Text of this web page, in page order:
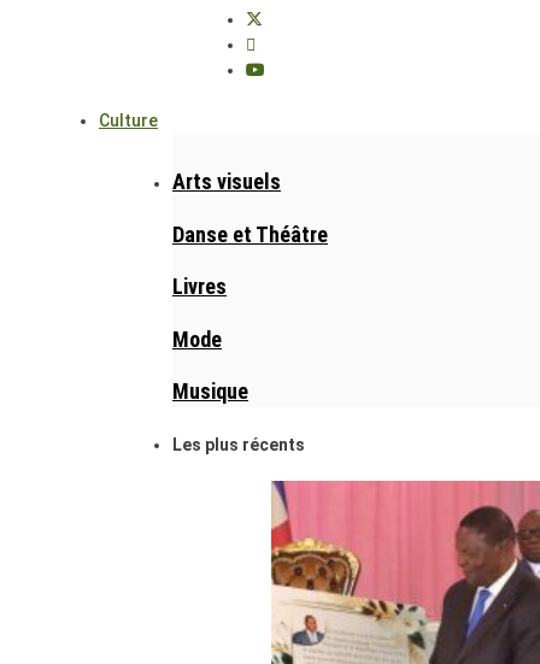
Culture
Arts visuels
Danse et Théâtre
Livres
Mode
Musique
Les plus récents